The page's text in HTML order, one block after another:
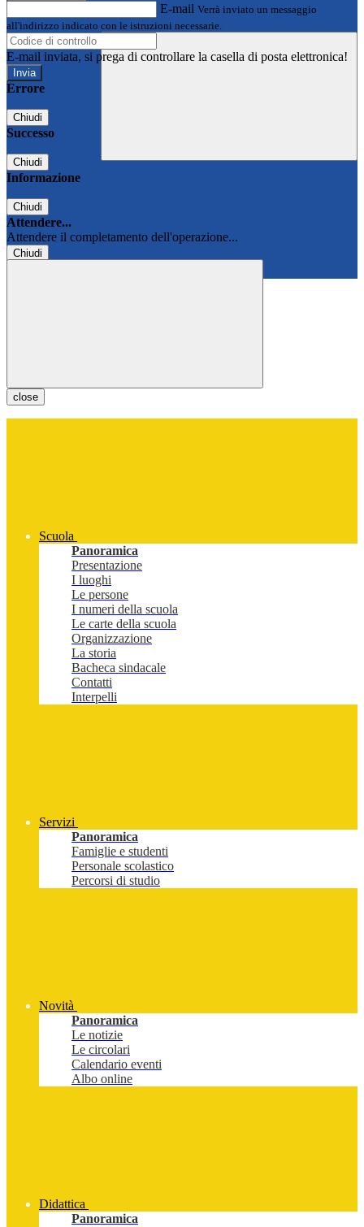
E-mail Verrà inviato un messaggio
all'indirizzo indicato con le istruzioni necessarie.
E-mail inviata, si prega di controllare la casella di posta elettronica!
Errore
Chiudi
Successo
Chiudi
Informazione
Chiudi
Attendere...
Attendere il completamento dell'operazione...
Chiudi
close
Scuola
Panoramica
Presentazione
I luoghi
Le persone
I numeri della scuola
Le carte della scuola
Organizzazione
La storia
Bacheca sindacale
Contatti
Interpelli
Servizi
Panoramica
Famiglie e studenti
Personale scolastico
Percorsi di studio
Novità
Panoramica
Le notizie
Le circolari
Calendario eventi
Albo online
Didattica
Panoramica